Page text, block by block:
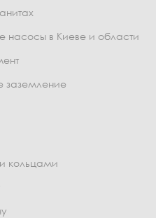
насосы в Киеве и области
заземление
кольцами